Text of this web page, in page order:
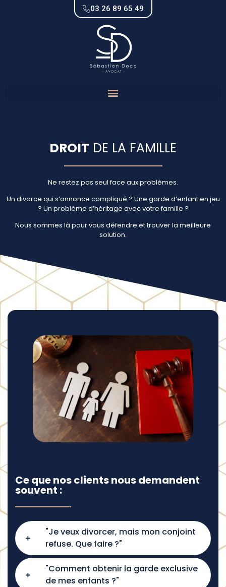
03 26 89 65 49
DROIT DE LA FAMILLE
Ne restez pas seul face aux problèmes.
Un divorce qui s’annonce compliqué ? Une garde d’enfant en jeu
? Un problème d’héritage avec votre famille ?
Nous sommes là pour vous défendre et trouver la meilleure
solution.
Ce que nos clients nous demandent
souvent :
"Je veux divorcer, mais mon conjoint
refuse. Que faire ?"
"Comment obtenir la garde exclusive
de mes enfants ?"